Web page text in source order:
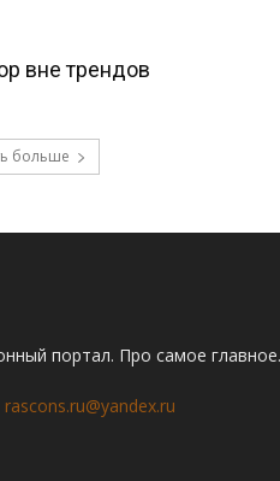
вне трендов
больше
портал. Про самое главное.
rascons.ru@yandex.ru